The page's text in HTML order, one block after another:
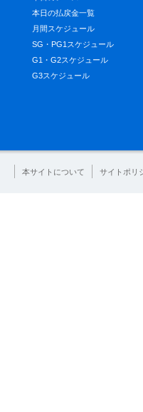
本日の払戻金一覧
月間スケジュール
SG・PG1スケジュール
G1・G2スケジュール
G3スケジュール
本サイトについて サイトポリ